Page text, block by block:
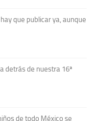
que publicar ya, aunque
detrás de nuestra 16ª
de todo México se